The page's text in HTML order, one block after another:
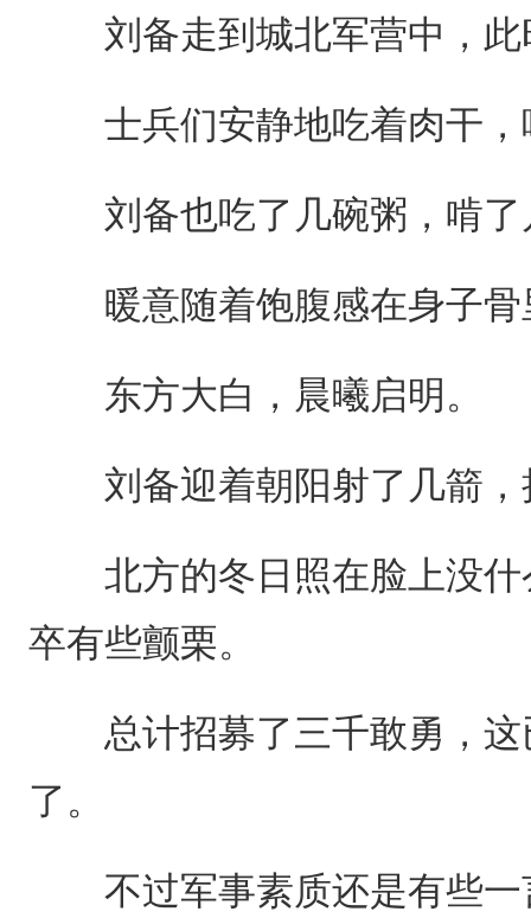
刘备走到城北军营中，此
士兵们安静地吃着肉干，
刘备也吃了几碗粥，啃了
暖意随着饱腹感在身子骨
东方大白，晨曦启明。
刘备迎着朝阳射了几箭，
北方的冬日照在脸上没什
卒有些颤栗。
总计招募了三千敢勇，这
了。
不过军事素质还是有些一